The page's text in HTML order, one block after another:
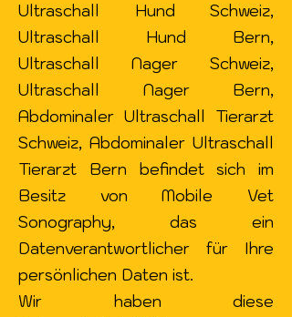
Ultraschall Hund Schweiz,
Ultraschall Hund Bern,
Ultraschall Nager Schweiz,
Ultraschall Nager Bern,
Abdominaler Ultraschall Tierarzt
Schweiz, Abdominaler Ultraschall
Tierarzt Bern befindet sich im
Besitz von Mobile Vet
Sonography, das ein
Datenverantwortlicher für Ihre
persönlichen Daten ist.
Wir haben diese